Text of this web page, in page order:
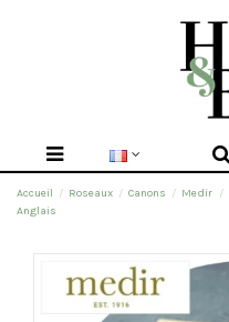
Accueil Roseaux Canons Medir
Anglais